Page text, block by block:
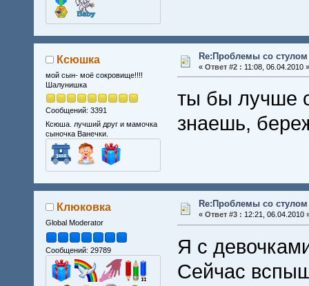
Ксюшка
мой сын- моё сокровище!!!!
Шалунишка
Сообщений: 3391
Ксюша. лучший друг и мамочка
сыночка Ванечки.
Re:Проблемы со стулом
« Ответ #2 : 11:08, 06.04.2010 »
ты бы лучше
знаешь,
Клюковка
Global Moderator
Сообщений: 29789
Re:Проблемы со стулом
« Ответ #3 : 12:21, 06.04.2010
Я с
Сейчас